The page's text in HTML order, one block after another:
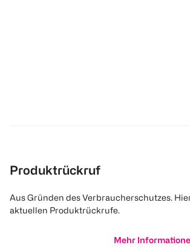
Produktrückruf
Aus Gründen des Verbraucherschutzes.
aktuellen Produktrückrufe.
Mehr